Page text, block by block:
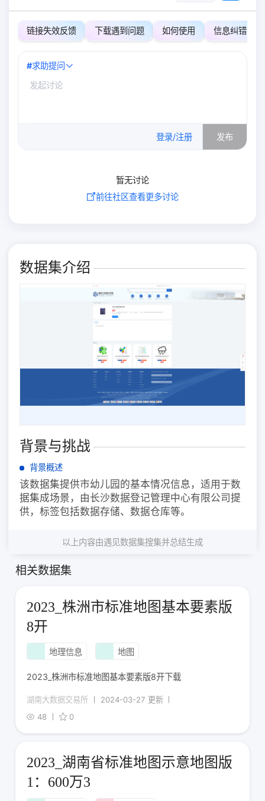
链接失效反馈 下载遇到问题 如何使用 信息纠错
#求助提问
登录/注册 发布
暂无讨论
前往社区查看更多讨论
数据集介绍
背景与挑战
背景概述
该数据集提供市幼儿园的基本情况信息，适用于数
据集成场景，由长沙数据登记管理中心有限公司提
供，标签包括数据存储、数据仓库等。
以上内容由遇见数据集搜集并总结生成
相关数据集
2023_株洲市标准地图基本要素版
8开
地理信息 地图
2023_株洲市标准地图基本要素版8开下载
湖南大数据交易所
2024-03-27 更新
48
0
2023_湖南省标准地图示意地图版
1：600万3